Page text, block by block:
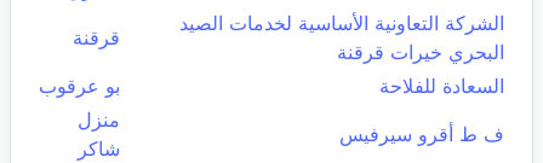
الشركة التعاونية الأساسية لخدمات الصيد
البحري خيرات قرقنة
قرقنة
السعادة للفلاحة بو عرقوب
ف ط أقرو سيرفيس
منزل
شاكر